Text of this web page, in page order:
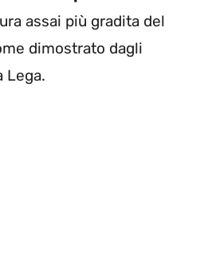
assai più gradita del
dimostrato dagli
Lega.